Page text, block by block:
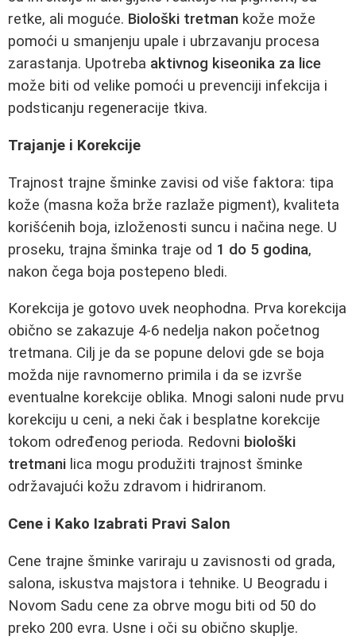
retke, ali moguće. Biološki tretman kože može
pomoći u smanjenju upale i ubrzavanju procesa
zarastanja. Upotreba aktivnog kiseonika za lice
može biti od velike pomoći u prevenciji infekcija i
podsticanju regeneracije tkiva.
Trajanje i Korekcije
Trajnost trajne šminke zavisi od više faktora: tipa
kože (masna koža brže razlaže pigment), kvaliteta
korišćenih boja, izloženosti suncu i načina nege. U
proseku, trajna šminka traje od 1 do 5 godina,
nakon čega boja postepeno bledi.
Korekcija je gotovo uvek neophodna. Prva korekcija
obično se zakazuje 4-6 nedelja nakon početnog
tretmana. Cilj je da se popune delovi gde se boja
možda nije ravnomerno primila i da se izvrše
eventualne korekcije oblika. Mnogi saloni nude prvu
korekciju u ceni, a neki čak i besplatne korekcije
tokom određenog perioda. Redovni biološki
tretmani lica mogu produžiti trajnost šminke
održavajući kožu zdravom i hidriranom.
Cene i Kako Izabrati Pravi Salon
Cene trajne šminke variraju u zavisnosti od grada,
salona, iskustva majstora i tehnike. U Beogradu i
Novom Sadu cene za obrve mogu biti od 50 do
preko 200 evra. Usne i oči su obično skuplje.